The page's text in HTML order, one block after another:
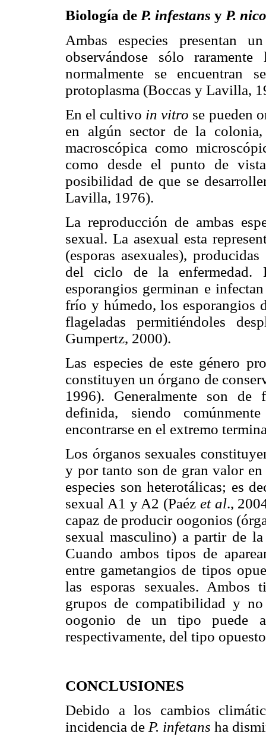
Biología de P. infestans y P.
Ambas especies presentan
observándose sólo
normalmente se encuentran
protoplasma (Boccas y Lavilla,
En el cultivo in vitro se pueden
en algún sector de la
macroscópica como
como desde el punto de
posibilidad de que se
Lavilla, 1976).
La reproducción de ambas
sexual. La asexual esta
(esporas asexuales),
del ciclo de la enfermedad.
esporangios germinan e
frío y húmedo, los esporangios
flageladas permitiéndoles
Gumpertz, 2000).
Las especies de este género
constituyen un órgano de
1996). Generalmente son de
definida, siendo
encontrarse en el extremo
Los órganos sexuales
y por tanto son de gran valor
especies son heterotálicas; es
sexual A1 y A2 (Paéz et al.,
capaz de producir oogonios
sexual masculino) a partir de
Cuando ambos tipos de
entre gametangios de tipos
las esporas sexuales. Ambos
grupos de compatibilidad y
oogonio de un tipo puede
respectivamente, del tipo
CONCLUSIONES
Debido a los cambios
incidencia de P. infetans ha